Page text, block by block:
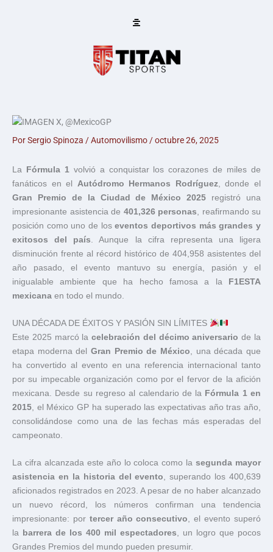
PorSergio Spinoza /Automovilismo /octubre 26, 2025
La Fórmula 1volvió a conquistar los corazones de miles de
fanáticos en el Autódromo Hermanos Rodríguez, donde el
Gran Premio de la Ciudad de México 2025 registró una
impresionante asistencia de 401,326 personas, reafirmando su
posición como uno de loseventos deportivos más grandes y
exitosos del país. Aunque la cifra representa una ligera
disminución frente al récord histórico de 404,958 asistentes del
año pasado, el evento mantuvo su energía, pasión y el
inigualable ambiente que ha hecho famosa a la
F1ESTA
mexicana en todo el mundo.
UNA DÉCADA DE ÉXITOS Y PASIÓN SIN LÍMITES
Este 2025 marcó lacelebración del décimo aniversario de la
etapa moderna del Gran Premio de México , una década que
ha convertido al evento en una referencia internacional tanto
por su impecable organización como por el fervor de la afición
mexicana. Desde su regreso al calendario de la Fórmula 1 en
2015 , el México GP ha superado las expectativas año tras año,
consolidándose como una de las fechas más esperadas del
campeonato.
La cifra alcanzada este año lo coloca como lasegunda mayor
asistencia en la historia del evento , superando los 400,639
aficionados registrados en 2023. A pesar de no haber alcanzado
un nuevo récord, los números confirman una tendencia
impresionante: por tercer año consecutivo , el evento superó
la
barrera de los 400 mil espectadores , un logro que pocos
Grandes Premios del mundo pueden presumir.